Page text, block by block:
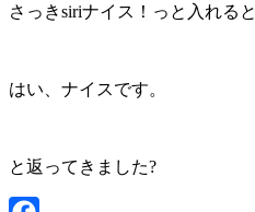
さっきsiriナイス！っと入れると
はい、ナイスです。
と返ってきました?